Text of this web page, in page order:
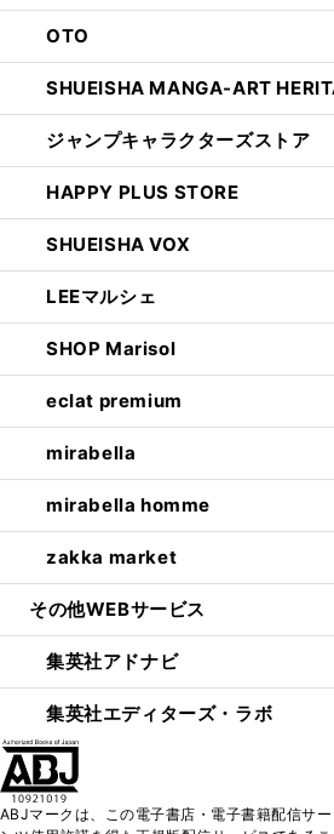
OTO
SHUEISHA MANGA-ART
ジャンプキャラクターズストア
HAPPY PLUS STORE
SHUEISHA VOX
LEEマルシェ
SHOP Marisol
eclat premium
mirabella
mirabella homme
zakka market
その他WEBサービス
集英社アドナビ
集英社エディターズ・ラボ
ABJマークは、この電子書店・電子書籍配信サ